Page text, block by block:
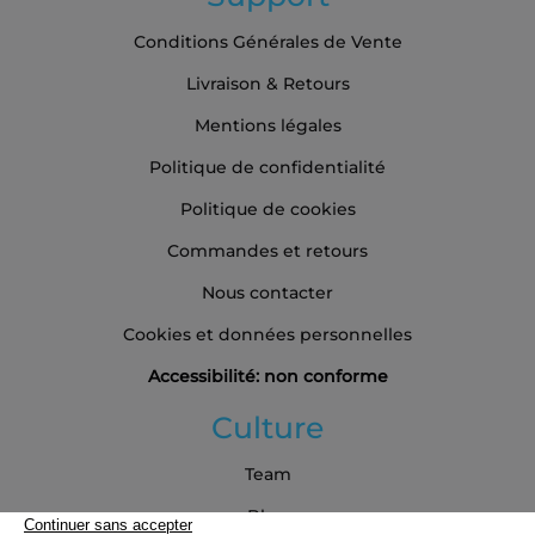
Conditions Générales de Vente
Livraison & Retours
Mentions légales
Politique de confidentialité
Politique de cookies
Commandes et retours
Nous contacter
Cookies et données personnelles
Accessibilité: non conforme
Culture
Team
Blog